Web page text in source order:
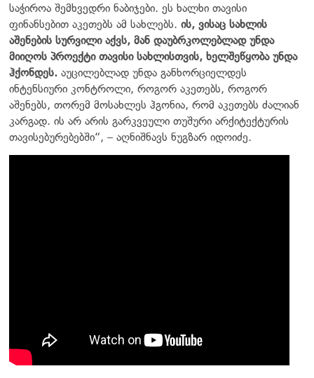
საჭიროა შემხვედრი ნაბიჯები. ეს ხალხი თავისი
ფინანსებით აკეთებს ამ სახლებს. ის, ვისაც სახლის
აშენების სურვილი აქვს, მან დაუბრკოლებლად უნდა
მიიღოს პროექტი თავისი სახლისთვის, ხელშეწყობა უნდა
ჰქონდეს. აუცილებლად უნდა განხორციელდეს
ინტენსიური კონტროლი, როგორ აკეთებს, როგორ
აშენებს, თორემ მოსახლეს ჰგონია, რომ აკეთებს ძალიან
კარგად. ის არ არის გარკვეული თუშური არქიტექტურის
თავისებურებებში“, – აღნიშნავს ნუგზარ იდოიძე.